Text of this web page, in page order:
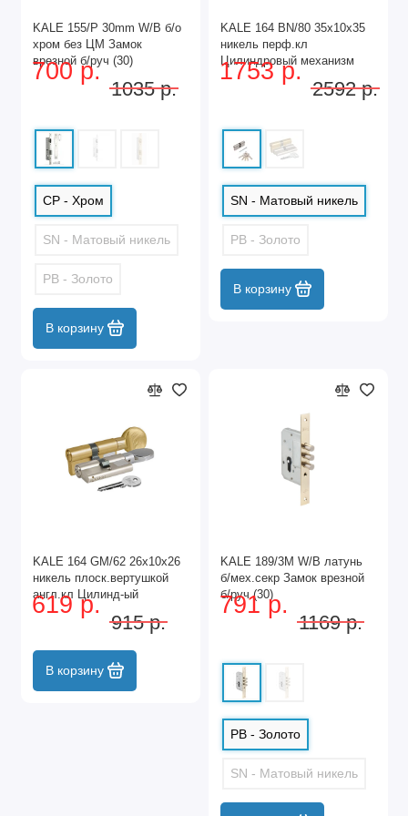
KALE 155/P 30mm W/B б/о
хром без ЦМ Замок
врезной б/руч (30)
700 р.
1035 р.
CP - Хром
SN - Матовый никель
PB - Золото
В корзину
KALE 164 BN/80 35х10х35
никель перф.кл
Цилиндровый механизм
(12)
1753 р.
2592 р.
SN - Матовый никель
PB - Золото
В корзину
KALE 164 GM/62 26х10х26
никель плоск.вертушкой
англ.кл Цилинд-ый
механизм (12)
619 р.
915 р.
В корзину
KALE 189/3M W/B латунь
б/мех.секр Замок врезной
б/руч (30)
791 р.
1169 р.
PB - Золото
SN - Матовый никель